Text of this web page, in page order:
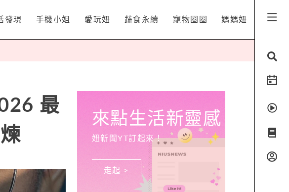
發現 手機小姐 愛玩妞 蔬食永續 寵物圈圈 媽媽妞
最
來點生活新靈感
妞新聞YT訂起來！
走起 >